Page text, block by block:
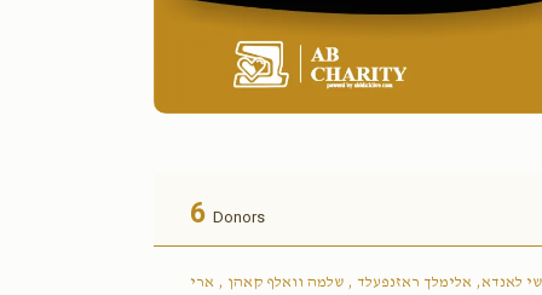
6 Donors
לאנדא, אלימלך ראזנפעלד , שלמה וואלף קאהן , ארי